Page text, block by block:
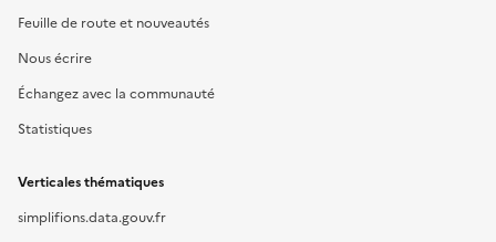
Feuille de route et nouveautés
Nous écrire
Échangez avec la communauté
Statistiques
Verticales thématiques
simplifions.data.gouv.fr